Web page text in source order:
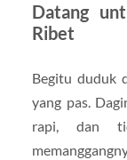
Datang
Ribet
Begitu duduk
yang pas.
rapi, dan